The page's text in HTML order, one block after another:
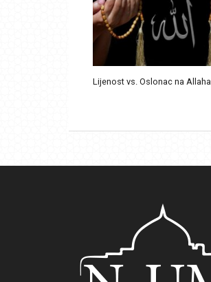
Lijenost vs. Oslonac na Allaha